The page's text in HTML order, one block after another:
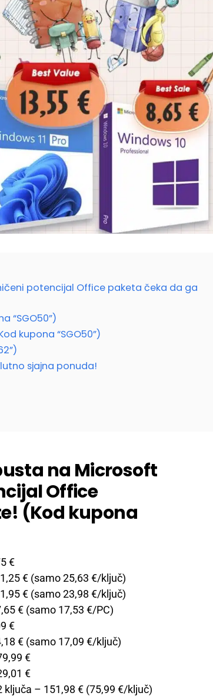
potencijal Office paketa čeka da ga
“SGO50”)
kupona “SGO50”)
sjajna ponuda!
na Microsoft
Office
(Kod kupona
€
€ (samo 25,63 €/ključ)
€ (samo 23,98 €/ključ)
€ (samo 17,53 €/PC)
€
€ (samo 17,09 €/ključ)
€
€
ključa – 151,98 € (75,99 €/ključ)